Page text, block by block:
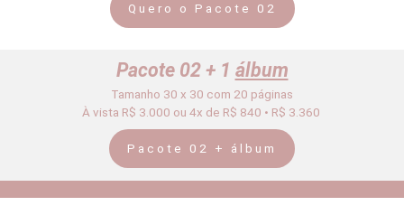
Quero o Pacote 02
Pacote 02 + 1 álbum
Tamanho 30 x 30 com 20 páginas
À vista R$ 3.000 ou 4x de R$ 840 • R$ 3.360
Pacote 02 + álbum